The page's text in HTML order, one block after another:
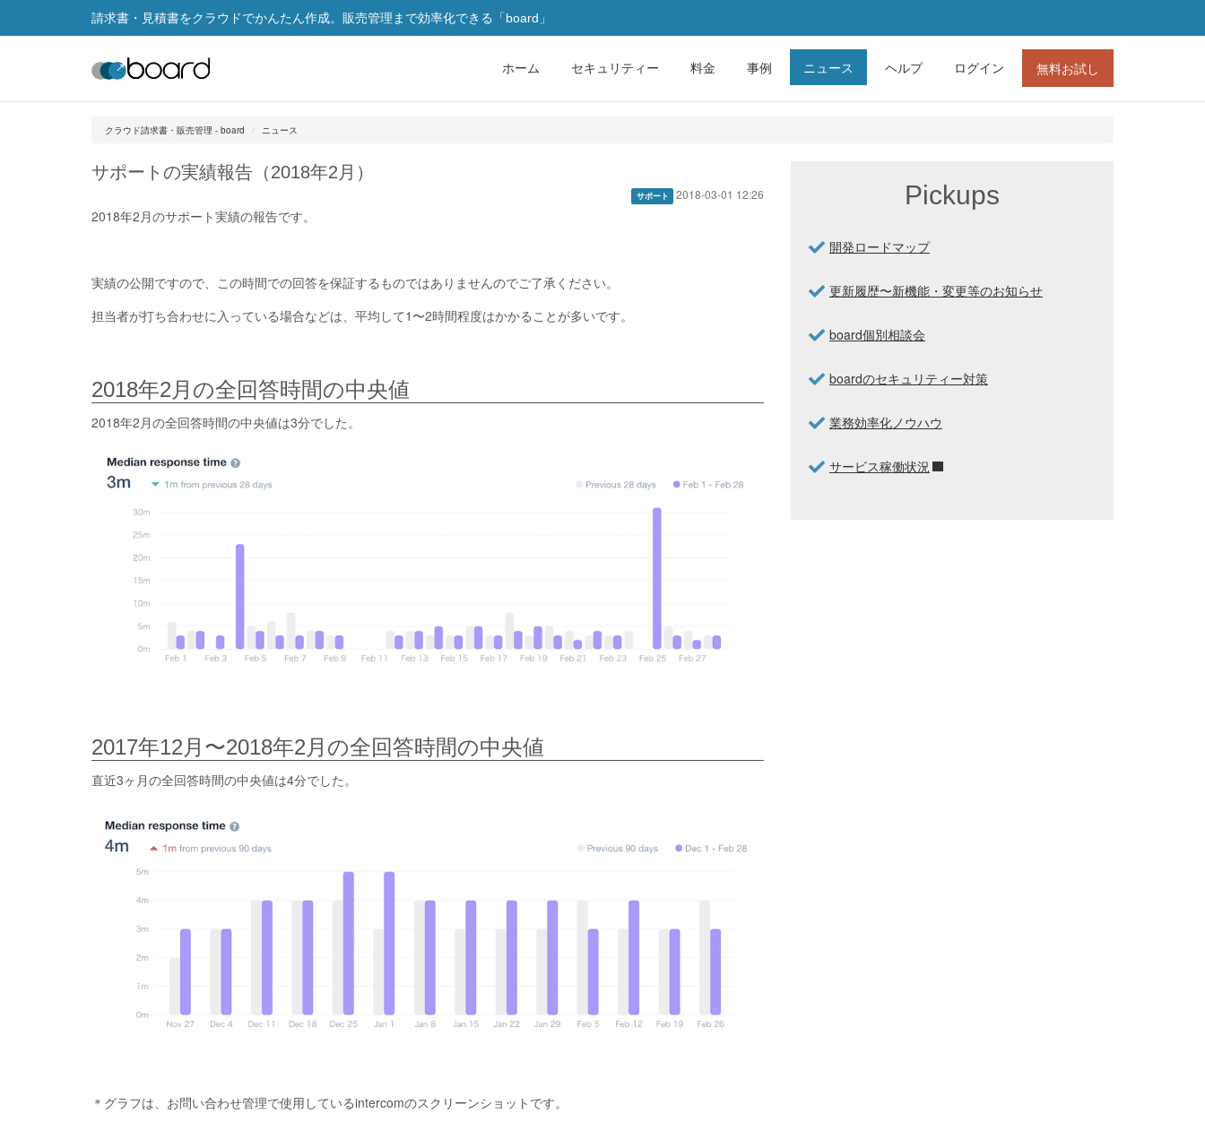
請求書・見積書をクラウドでかんたん作成。販売管理まで効率化できる「board」
ホーム セキュリティー 料金 事例 ニュース ヘルプ ログイン 無料お試し
クラウド請求書・販売管理 - board ニュース
サポートの実績報告（2018年2月）
サポート 2018-03-01 12:26
2018年2月のサポート実績の報告です。
実績の公開ですので、この時間での回答を保証するものではありませんのでご了承ください。
担当者が打ち合わせに入っている場合などは、平均して1〜2時間程度はかかることが多いです。
2018年2月の全回答時間の中央値
2018年2月の全回答時間の中央値は3分でした。
2017年12月〜2018年2月の全回答時間の中央値
直近3ヶ月の全回答時間の中央値は4分でした。
＊グラフは、お問い合わせ管理で使用しているintercomのスクリーンショットです。
Pickups
開発ロードマップ
更新履歴〜新機能・変更等のお知らせ
board個別相談会
boardのセキュリティー対策
業務効率化ノウハウ
サービス稼働状況